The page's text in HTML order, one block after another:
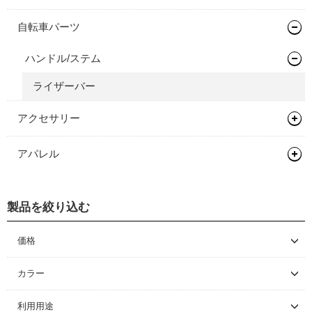
自転車パーツ
ハンドル/ステム
ライザーバー
アクセサリー
バッグ類
バイクパッキング/アクセサリー
その他バッグ
輪行袋
フェンダー/キャリア/スタンド
ディスプレイスタンド
スタンド
メンテナンス/工具
プロテクター
ライト/サイクルコンピューター
アパレル
グローブ
製品を絞り込む
価格
～ \5,000
\5,001 ～ 10,000
\10,001 ～ 20,000
カラー
利用用途